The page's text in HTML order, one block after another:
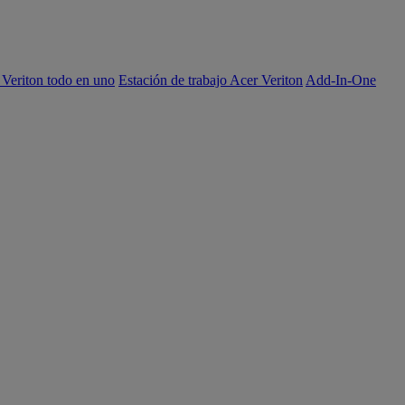
todo en uno Estación de trabajo Acer Veriton Add-In-One